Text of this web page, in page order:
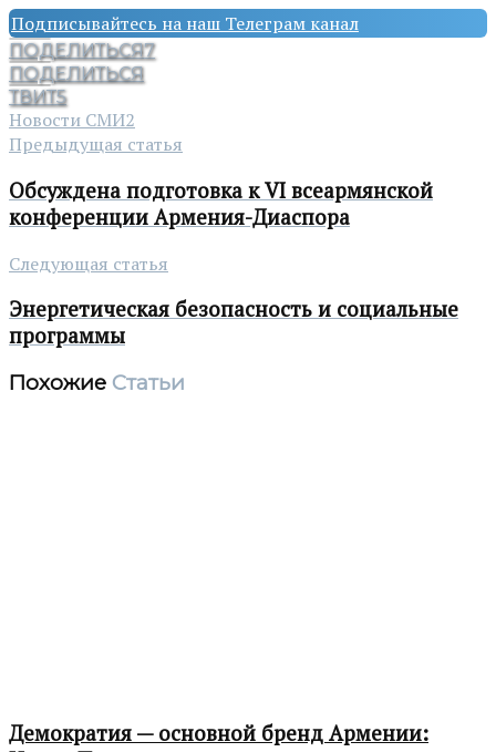
Подписывайтесь на наш Телеграм канал
ПОДЕЛИТЬСЯ7
ПОДЕЛИТЬСЯ
ТВИТ5
Новости СМИ2
Предыдущая статья
Обсуждена подготовка к VI всеармянской
конференции Армения-Диаспора
Следующая статья
Энергетическая безопасность и социальные
программы
Похожие Статьи
Демократия — основной бренд Армении: